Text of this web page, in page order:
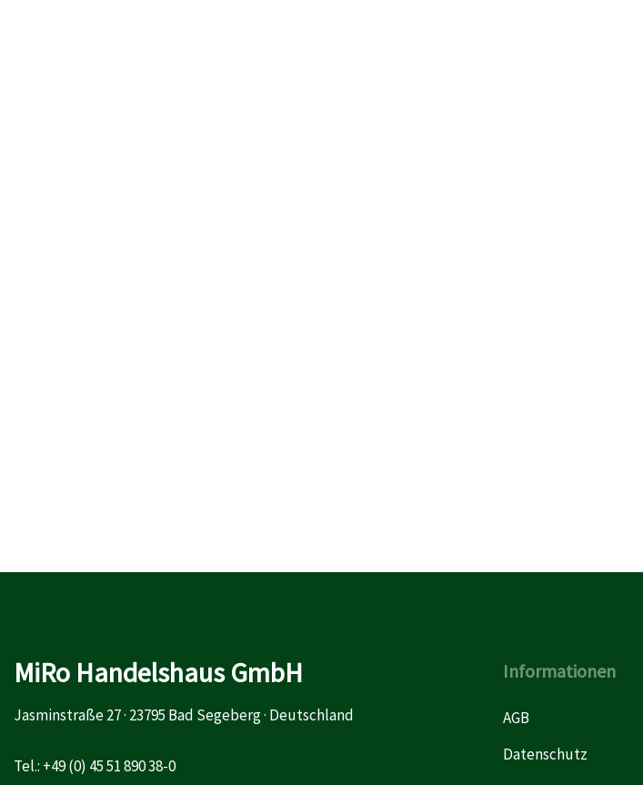
MiRo Handelshaus GmbH
Jasminstraße 27 · 23795 Bad Segeberg · Deutschland
Tel.: +49 (0) 45 51 890 38-0
Informationen
AGB
Datenschutz